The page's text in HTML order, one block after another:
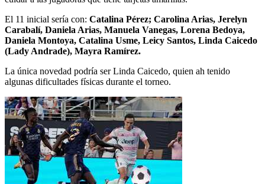
El 11 inicial sería con: Catalina Pérez; Carolina Arias, Jerelyn
Carabalí, Daniela Arias, Manuela Vanegas, Lorena Bedoya,
Daniela Montoya, Catalina Usme, Leicy Santos, Linda Caicedo
(Lady Andrade), Mayra Ramírez.
La única novedad podría ser Linda Caicedo, quien ah tenido
algunas dificultades físicas durante el torneo.